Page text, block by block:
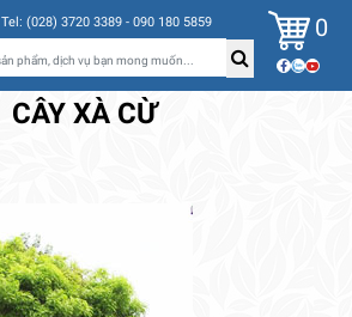
Tel: (028) 3720 3389 - 090 180 5859 0
CÂY XÀ CỪ